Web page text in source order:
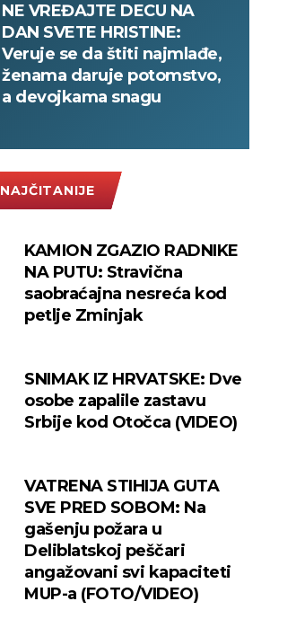
NE VREĐAJTE DECU NA
DAN SVETE HRISTINE:
Veruje se da štiti najmlađe,
ženama daruje potomstvo,
a devojkama snagu
NAJČITANIJE
KAMION ZGAZIO RADNIKE
NA PUTU: Stravična
saobraćajna nesreća kod
petlje Zminjak
SNIMAK IZ HRVATSKE: Dve
osobe zapalile zastavu
Srbije kod Otočca (VIDEO)
VATRENA STIHIJA GUTA
SVE PRED SOBOM: Na
gašenju požara u
Deliblatskoj peščari
angažovani svi kapaciteti
MUP-a (FOTO/VIDEO)